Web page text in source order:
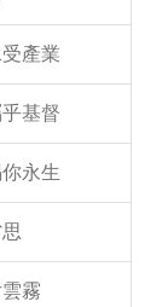
產業
基督
永生
霧